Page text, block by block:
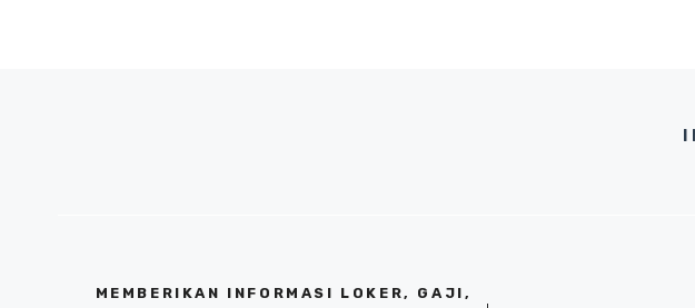
MEMBERIKAN INFORMASI LOKER, GAJI,